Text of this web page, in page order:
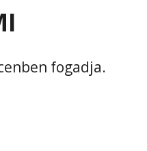
fogadja.